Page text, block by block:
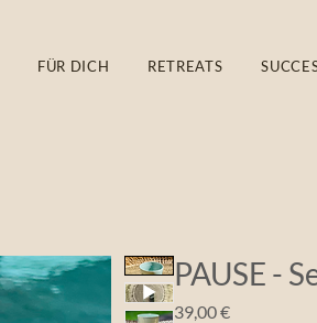
FÜR DICH RETREATS
PAUSE -
39,00 €Preis